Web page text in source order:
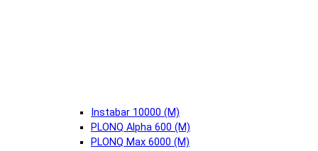
Instabar 10000 (М)
PLONQ Alpha 600 (М)
PLONQ Max 6000 (М)